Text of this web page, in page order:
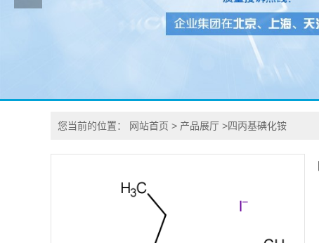
您当前的位置： 网站首页 > 产品展厅 >四丙基碘化铵